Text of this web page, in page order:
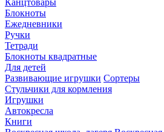
Блокноты
Ежедневники
Ручки
Тетради
Блокноты квадратные
Для детей
Развивающие игрушки Сортеры
Стульчики для кормления
Игрушки
Автокресла
Книги